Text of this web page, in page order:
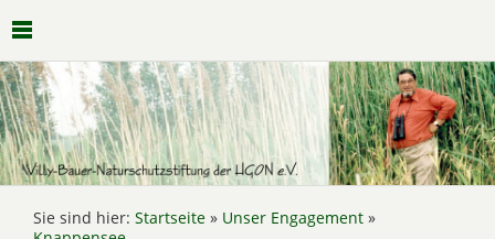
Sie sind hier: Startseite » Unser Engagement »